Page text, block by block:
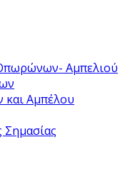
Αμπελιού
Αμπέλου
Σημασίας